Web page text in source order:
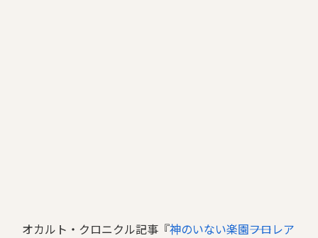
オカルト・クロニクル記事『神のいない楽園――フロレア